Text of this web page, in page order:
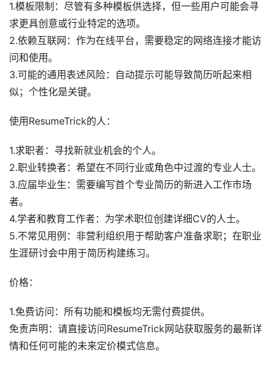
1.模板限制：尽管有多种模板供选择，但一些用户可能会寻
求更具创意或行业特定的选项。
2.依赖互联网：作为在线平台，需要稳定的网络连接才能访
问和使用。
3.可能的通用表述风险：自动提示可能导致简历听起来相
似；个性化是关键。
使用ResumeTrick的人：
1.求职者：寻找新就业机会的个人。
2.职业转换者：希望在不同行业或角色中过渡的专业人士。
3.应届毕业生：需要编写首个专业简历的新进入工作市场
者。
4.学者和教育工作者：为学术职位创建详细CV的人士。
5.不常见用例：非营利组织用于帮助客户准备求职；在职业
生涯研讨会中用于简历构建练习。
价格：
1.免费访问：所有功能和模板均无需付费提供。
免责声明：请直接访问ResumeTrick网站获取服务的最新详
情和任何可能的未来定价模式信息。